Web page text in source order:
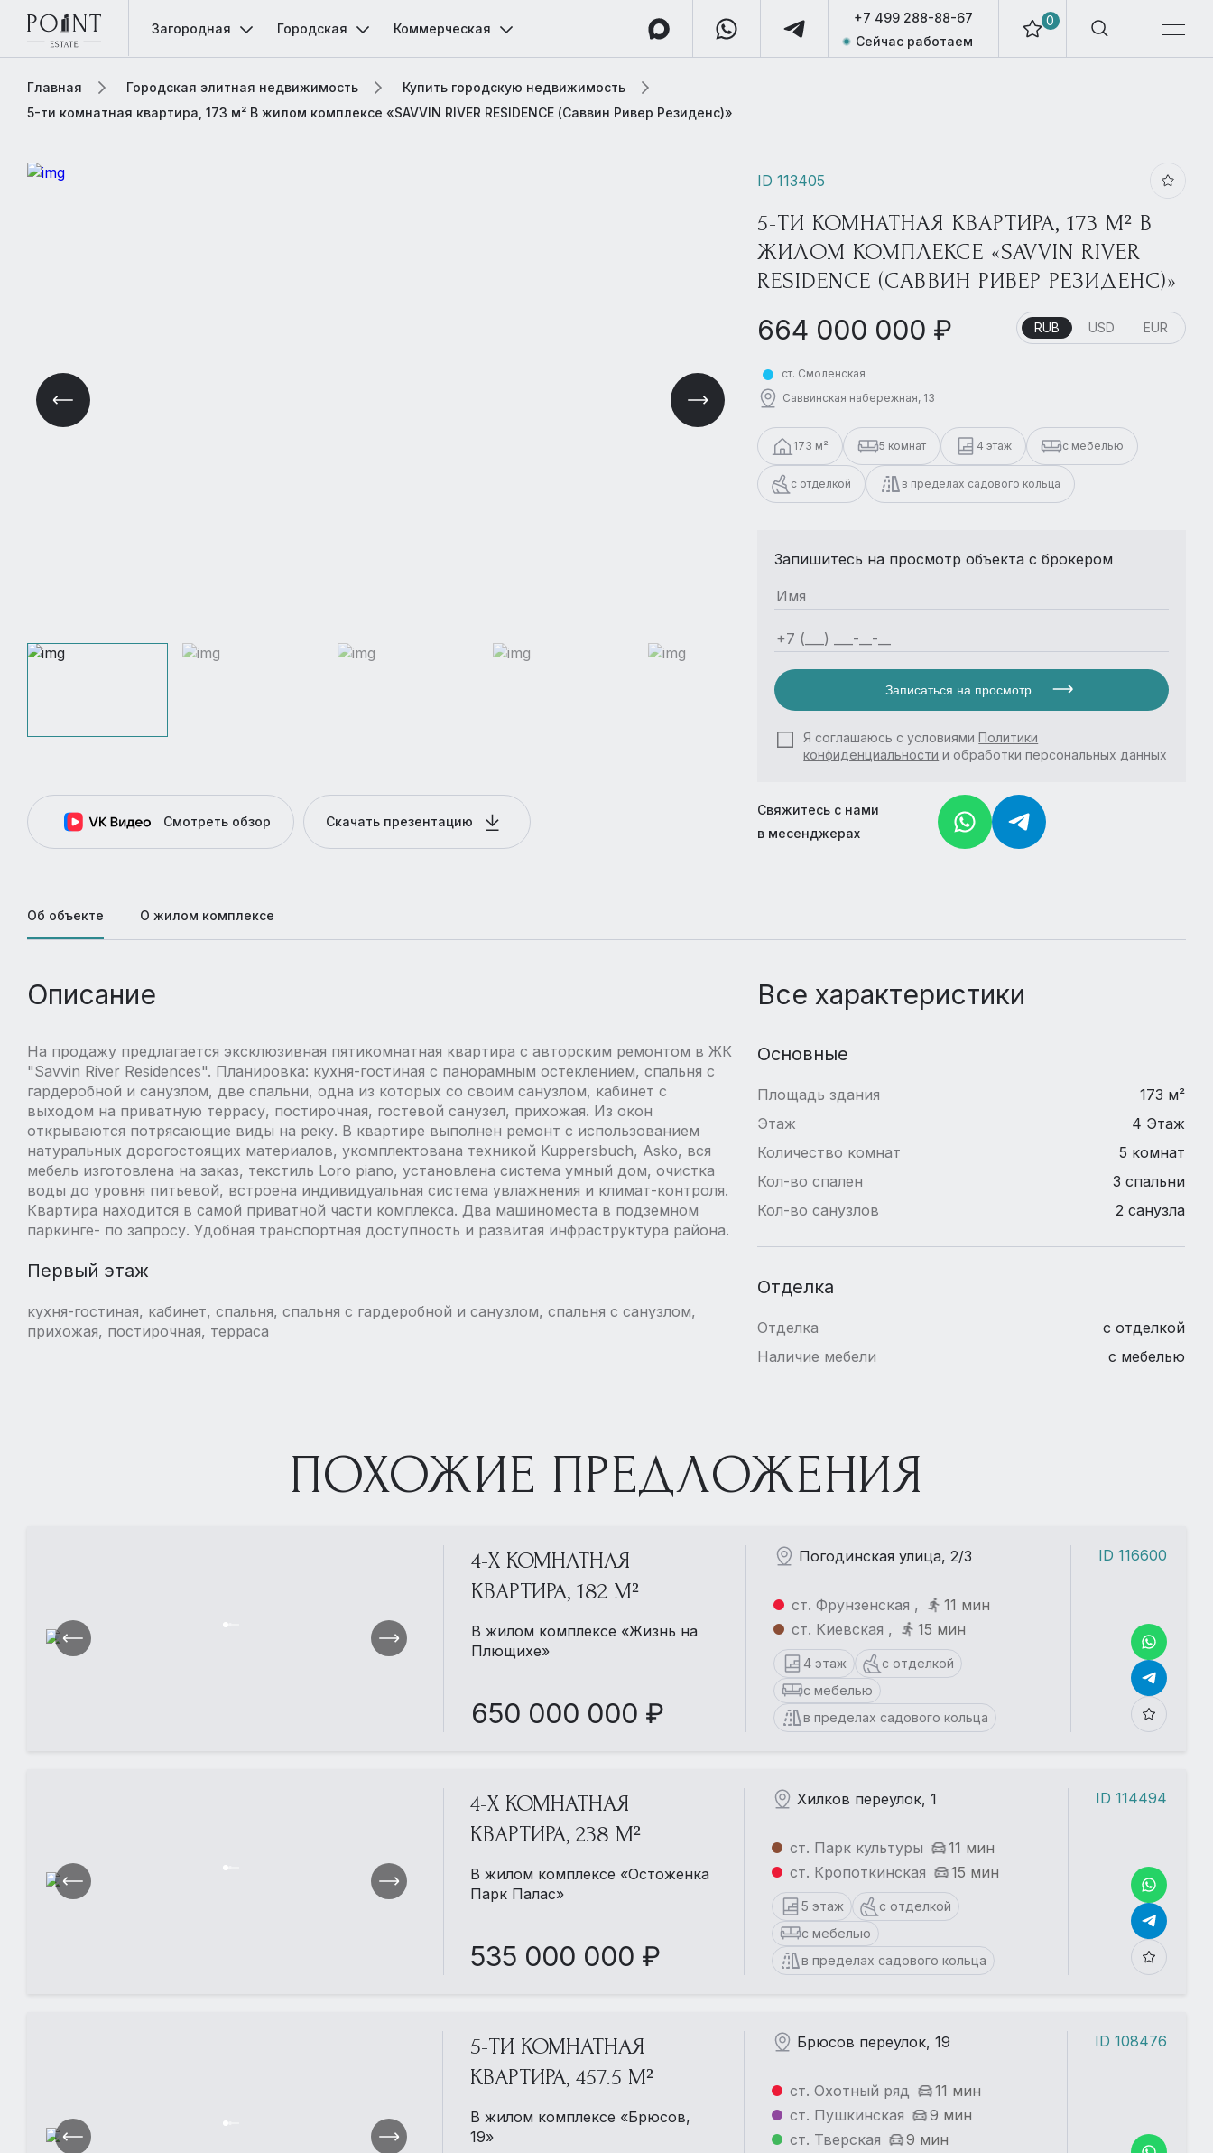
0
+7 499 288-88-67
Сейчас работаем
Загородная Городская Коммерческая
Главная Городская элитная недвижимость
Купить городскую недвижимость
5-ти комнатная квартира, 173 м² В жилом комплексе «SAVVIN RIVER RESIDENCE (Саввин Ривер Резиденс)»
Смотреть обзор Скачать презентацию
ID 113405
5-ТИ КОМНАТНАЯ КВАРТИРА, 173 М² В
ЖИЛОМ КОМПЛЕКСЕ «SAVVIN RIVER
RESIDENCE (САВВИН РИВЕР РЕЗИДЕНС)»
664 000 000 ₽ RUB USD EUR
ст. Смоленская
Саввинская набережная, 13
173 м² 5 комнат 4 этаж с мебелью
с отделкой в пределах садового кольца
Запишитесь на просмотр объекта с брокером
Записаться на просмотр
Я соглашаюсь с условиямиПолитики
конфиденциальности и обработки персональных данных
Свяжитесь с нами
в месенджерах
Об объекте О жилом комплексе
Описание
На продажу предлагается эксклюзивная пятикомнатная квартира с авторским ремонтом в ЖК
"Savvin River Residences". Планировка: кухня-гостиная с панорамным остеклением, спальня с
гардеробной и санузлом, две спальни, одна из которых со своим санузлом, кабинет с
выходом на приватную террасу, постирочная, гостевой санузел, прихожая. Из окон
открываются потрясающие виды на реку. В квартире выполнен ремонт с использованием
натуральных дорогостоящих материалов, укомплектована техникой Kuppersbuch, Asko, вся
мебель изготовлена на заказ, текстиль Loro piano, установлена система умный дом, очистка
воды до уровня питьевой, встроена индивидуальная система увлажнения и климат-контроля.
Квартира находится в самой приватной части комплекса. Два машиноместа в подземном
паркинге- по запросу. Удобная транспортная доступность и развитая инфраструктура района.
Первый этаж
кухня-гостиная, кабинет, спальня, спальня с гардеробной и санузлом, спальня с санузлом,
прихожая, постирочная, терраса
Все характеристики
Основные
Площадь здания
173 м²
Этаж
4 Этаж
Количество комнат
5 комнат
Кол-во спален
3 спальни
Кол-во санузлов
2 санузла
Отделка
Отделка
с отделкой
Наличие мебели
с мебелью
ПОХОЖИЕ ПРЕДЛОЖЕНИЯ
4-Х КОМНАТНАЯ
КВАРТИРА, 182 М²
В жилом комплексе «Жизнь на
Плющихе»
650 000 000 ₽
Погодинская улица, 2/3
ст. Фрунзенская ,
11 мин
ст. Киевская ,
15 мин
4 этаж
с отделкой
с мебелью
в пределах садового кольца
ID 116600
4-Х КОМНАТНАЯ
КВАРТИРА, 238 М²
В жилом комплексе «Остоженка
Парк Палас»
535 000 000 ₽
Хилков переулок, 1
ст. Парк культуры
11 мин
ст. Кропоткинская
15 мин
5 этаж
с отделкой
с мебелью
в пределах садового кольца
ID 114494
5-ТИ КОМНАТНАЯ
КВАРТИРА, 457.5 М²
В жилом комплексе «Брюсов,
19»
Брюсов переулок, 19
ст. Охотный ряд
11 мин
ст. Пушкинская
9 мин
ст. Тверская
9 мин
ID 108476